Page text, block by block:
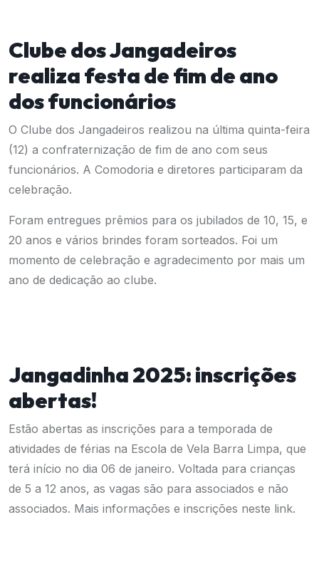
Clube dos Jangadeiros
realiza festa de fim de ano
dos funcionários
O Clube dos Jangadeiros realizou na última quinta-feira
(12) a confraternização de fim de ano com seus
funcionários. A Comodoria e diretores participaram da
celebração.
Foram entregues prêmios para os jubilados de 10, 15, e
20 anos e vários brindes foram sorteados. Foi um
momento de celebração e agradecimento por mais um
ano de dedicação ao clube.
Jangadinha 2025: inscrições
abertas!
Estão abertas as inscrições para a temporada de
atividades de férias na Escola de Vela Barra Limpa, que
terá início no dia 06 de janeiro. Voltada para crianças
de 5 a 12 anos, as vagas são para associados e não
associados. Mais informações e inscrições neste link.